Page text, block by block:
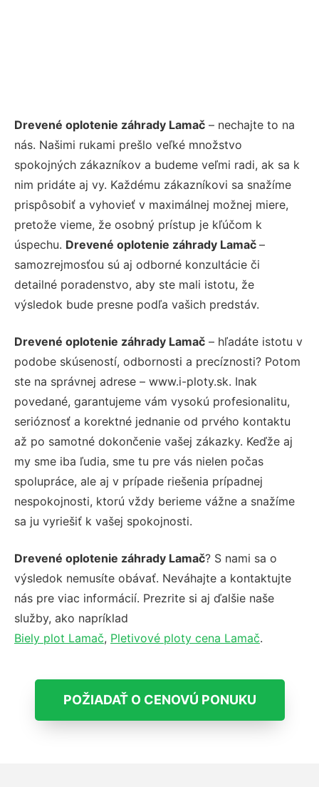
Drevené oplotenie záhrady Lamač – nechajte to na
nás. Našimi rukami prešlo veľké množstvo
spokojných zákazníkov a budeme veľmi radi, ak sa k
nim pridáte aj vy. Každému zákazníkovi sa snažíme
prispôsobiť a vyhovieť v maximálnej možnej miere,
pretože vieme, že osobný prístup je kľúčom k
úspechu. Drevené oplotenie záhrady Lamač –
samozrejmosťou sú aj odborné konzultácie či
detailné poradenstvo, aby ste mali istotu, že
výsledok bude presne podľa vašich predstáv.
Drevené oplotenie záhrady Lamač – hľadáte istotu v
podobe skúseností, odbornosti a precíznosti? Potom
ste na správnej adrese – www.i-ploty.sk. Inak
povedané, garantujeme vám vysokú profesionalitu,
serióznosť a korektné jednanie od prvého kontaktu
až po samotné dokončenie vašej zákazky. Keďže aj
my sme iba ľudia, sme tu pre vás nielen počas
spolupráce, ale aj v prípade riešenia prípadnej
nespokojnosti, ktorú vždy berieme vážne a snažíme
sa ju vyriešiť k vašej spokojnosti.
Drevené oplotenie záhrady Lamač? S nami sa o
výsledok nemusíte obávať. Neváhajte a kontaktujte
nás pre viac informácií. Prezrite si aj ďalšie naše
služby, ako napríklad
Biely plot Lamač, Pletivové ploty cena Lamač.
POŽIADAŤ O CENOVÚ PONUKU